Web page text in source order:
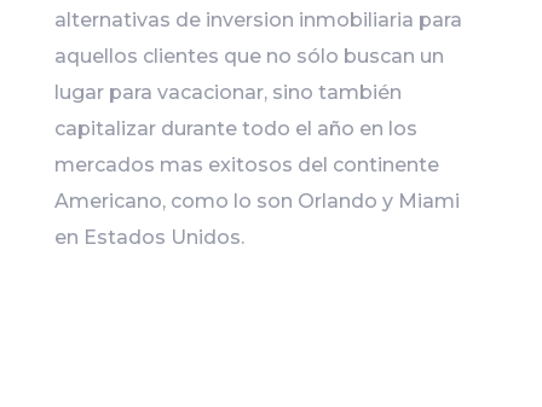
alternativas de inversion inmobiliaria para
aquellos clientes que no sólo buscan un
lugar para vacacionar, sino también
capitalizar durante todo el año en los
mercados mas exitosos del continente
Americano, como lo son Orlando y Miami
en Estados Unidos.